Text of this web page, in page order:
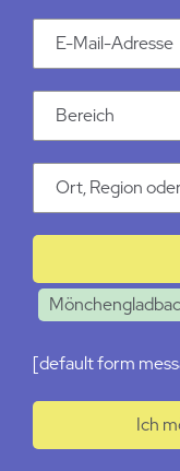
Email Addresse
Kategorie
Ort
[default form
Ich